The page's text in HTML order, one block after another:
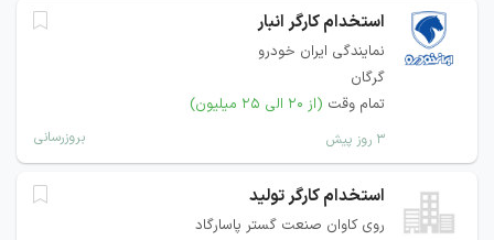
استخدام کارگر انبار
نمایندگی ایران خودرو
گرگان
تمام وقت (از ۲۰ الی ۲۵ میلیون)
۳ روز پیش بروزرسانی
استخدام کارگر تولید
روی کاوان صنعت گستر پاسارگاد